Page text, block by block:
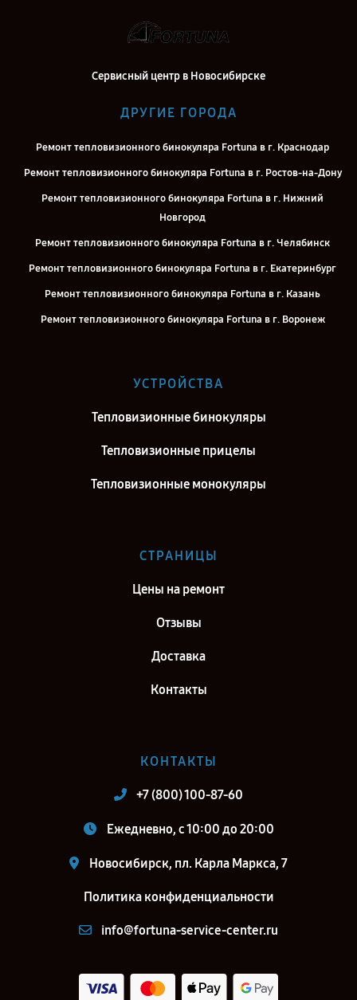
Сервисный центр в Новосибирске
ДРУГИЕ ГОРОДА
Ремонт тепловизионного бинокуляра Fortuna в г. Краснодар
Ремонт тепловизионного бинокуляра Fortuna в г. Ростов-на-Дону
Ремонт тепловизионного бинокуляра Fortuna в г. Нижний
Новгород
Ремонт тепловизионного бинокуляра Fortuna в г. Челябинск
Ремонт тепловизионного бинокуляра Fortuna в г. Екатеринбург
Ремонт тепловизионного бинокуляра Fortuna в г. Казань
Ремонт тепловизионного бинокуляра Fortuna в г. Воронеж
Ремонт тепловизионного бинокуляра Fortuna в г. Москва
Ремонт тепловизионного бинокуляра Fortuna в г. Санкт-Петербург
УСТРОЙСТВА
Тепловизионные бинокуляры
Тепловизионные прицелы
Тепловизионные монокуляры
СТРАНИЦЫ
Цены на ремонт
Отзывы
Доставка
Контакты
КОНТАКТЫ
+7 (800) 100-87-60
Ежедневно, с 10:00 до 20:00
Новосибирск, пл. Карла Маркса, 7
Политика конфиденциальности
info@fortuna-service-center.ru